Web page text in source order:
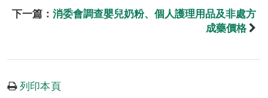
下一篇： 消委會調查嬰兒奶粉、個人護理用品及非處方
成藥價格
列印本頁